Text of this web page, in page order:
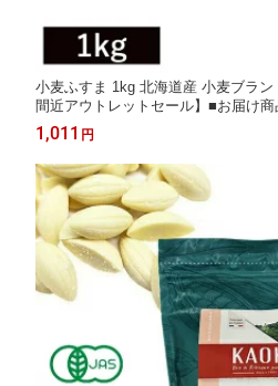
小麦ふすま 1kg 北海道産 小麦ブラ
間近アウトレットセール】■お届け
9」です
1,011 円